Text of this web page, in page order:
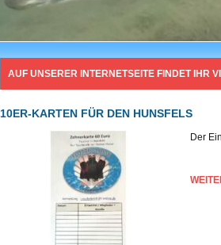
AUF UNSERER INTERNETSEITE FINDET IHR
10ER-KARTEN FÜR DEN HUNSFELS
Der